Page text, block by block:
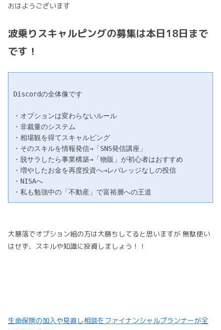
おはようございます
波乗りスキャルピングの募集は本日18日まで
です！
Discordの全体像です
・オプションは変わらないルール
・非裁量のシステム
・相場観を得てスキャルピング
・そのスキルを情報発信→「SNS発信講座」
・脱サラしたら事業構築→「物販」が初心者はおすすめ
・増やしたお金を再度投資へ→レバレッジなしの投信
・NISAへ
・私も勉強中の「不動産」で富裕層への王道
大暴落でオプション組の方は大勝ちしてると思いますが 無駄使い
はせず、スキルや知識に投資しましょう！！
生命保険の加入や見直し相談をファイナンシャルプランナーが全